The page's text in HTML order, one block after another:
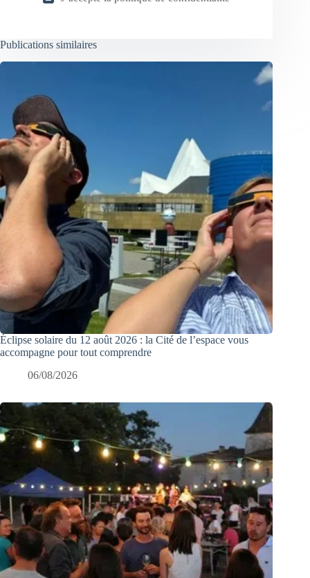
Publications similaires
Éclipse solaire du 12 août 2026 : la Cité de l’espace vous
accompagne pour tout comprendre
06/08/2026